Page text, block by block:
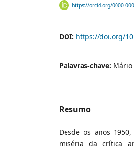
https://orcid.org/0000-
DOI: https://doi.org/
Palavras-chave: Mário
Resumo
Desde os anos
miséria da crítica